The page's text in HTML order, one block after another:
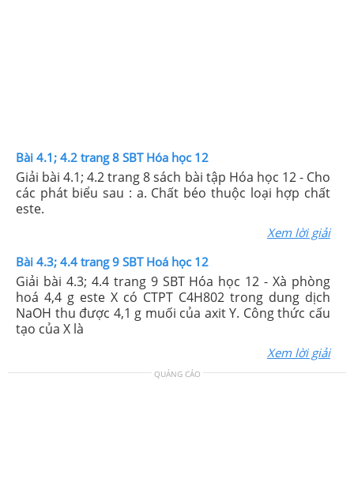
Bài 4.1; 4.2 trang 8 SBT Hóa học 12
Giải bài 4.1; 4.2 trang 8 sách bài tập Hóa học 12 - Cho
các phát biểu sau : a. Chất béo thuộc loại hợp chất
este.
Xem lời giải
Bài 4.3; 4.4 trang 9 SBT Hoá học 12
Giải bài 4.3; 4.4 trang 9 SBT Hóa học 12 - Xà phòng
hoá 4,4 g este X có CTPT C4H802 trong dung dịch
NaOH thu được 4,1 g muối của axit Y. Công thức cấu
tạo của X là
Xem lời giải
QUẢNG CÁO